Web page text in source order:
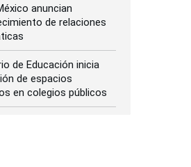
anuncian
de relaciones
de Educación inicia
de espacios
en colegios públicos